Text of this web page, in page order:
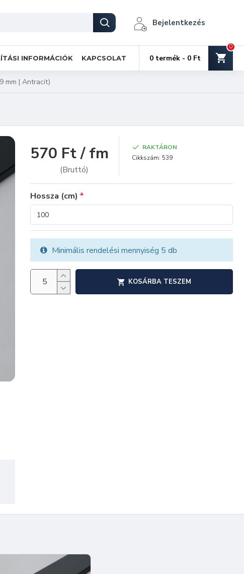
Bejelentkezés
INFORMÁCIÓK KAPCSOLAT 0 termék - 0 Ft
0
mm | Antracit)
570 Ft / fm
(Bruttó)
RAKTÁRON
Cikkszám: 539
Hossza (cm)
KOSÁRBA TESZEM
Minimális rendelési mennyiség 5 db